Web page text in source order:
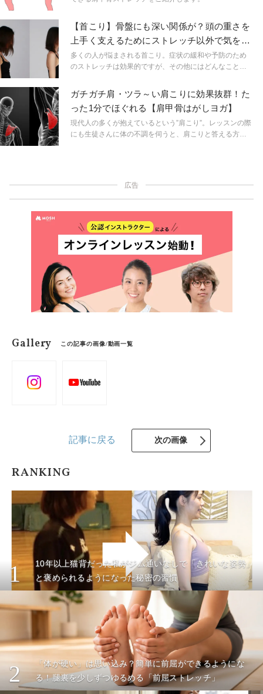
【首こり】骨盤にも深い関係が？頭の重さを
上手く支えるためにストレッチ以外で気をつ
けたいこと
多くの人が悩まされる首こり。症状の緩和や予防のため
のストレッチは効果的ですが、その他にはどんなことに
ガチガチ肩・ツラ～い肩こりに効果抜群！た
った1分でほぐれる【肩甲骨はがしヨガ】
現代人の多くが抱えているという”肩こり”。レッスンの際
にも生徒さんに体の不調を伺うと、肩こりと答える方が
広告
Gallery この記事の画像/動画一覧
記事に戻る 次の画像
RANKING
1
10年以上猫背だった私がジム通いなしで「きれいな姿勢」
と褒められるようになった秘密の習慣
2
「体が硬い」は思い込み？簡単に前屈ができるようにな
る！腿裏を少しずつゆるめる「前屈ストレッチ」